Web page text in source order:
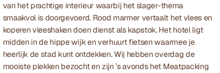
van het prachtige interieur waarbij het slager-thema
smaakvol is doorgevoerd. Rood marmer vertaalt het vlees en
koperen vleeshaken doen dienst als kapstok. Het hotel ligt
midden in de hippe wijk en verhuurt fietsen waarmee je
heerlijk de stad kunt ontdekken. Wij hebben overdag de
mooiste plekken bezocht en zijn ’s avonds het Meatpacking